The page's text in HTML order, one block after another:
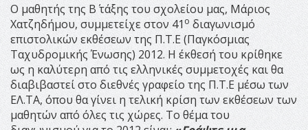
Ο μαθητής της Β΄ τάξης του σχολείου μας, Μάριος
Χατζηδήμου, συμμετείχε στον 41ο διαγωνισμό
επιστολικών εκθέσεων της Π.Τ.Ε (Παγκόσμιας
Ταχυδρομικής Ένωσης) 2012. Η έκθεσή του κρίθηκε
ως η καλύτερη από τις ελληνικές συμμετοχές και θα
διαβιβαστεί στο διεθνές γραφείο της Π.Τ.Ε μέσω των
ΕΛ.ΤΑ, όπου θα γίνει η τελική κρίση των εκθέσεων των
μαθητών από όλες τις χώρες. Το θέμα του